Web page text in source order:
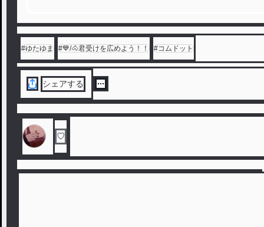
#ゆたゆま #💙/🐴君受けを広めよう！！ #コムドット
シェアする
♡